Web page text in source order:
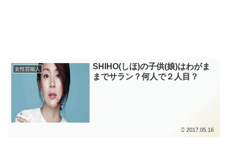
女性芸能人
SHIHO(しほ)の子供(娘)はわがま
までサラン？何人で２人目？
2017.05.16